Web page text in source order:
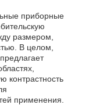
приборные
размером,
В целом,
контрастность
применения.